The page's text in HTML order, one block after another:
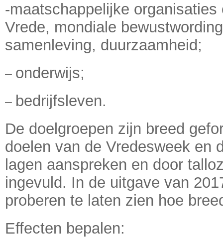
-maatschappelijke
Vrede, mondiale
samenleving, duurzaamheid;
– onderwijs;
– bedrijfsleven.
De doelgroepen zijn breed
doelen van de Vredesweek en
lagen aanspreken en door
ingevuld. In de uitgave van
proberen te laten zien hoe
Effecten bepalen: